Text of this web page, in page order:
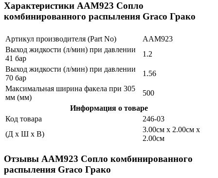
Характеристики AAM923 Сопло
комбинированного распыления Graco Грако
Артикул производителя (Part No)
AAM923
Выход жидкости (л/мин) при давлении
41 бар
1.2
Выход жидкости (л/мин) при давлении
70 бар
1.56
Максимальная ширина факела при 305
мм (мм)
500
Информация о товаре
Код товара
246-03
(Д x Ш x В)
3.00см x 2.00см x
2.00см
Отзывы AAM923 Сопло комбинированного
распыления Graco Грако